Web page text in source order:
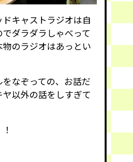
キャストラジオは自
ダラダラしゃべって
物のラジオはあっとい
なぞっての、お話だ
以外の話をしすぎて